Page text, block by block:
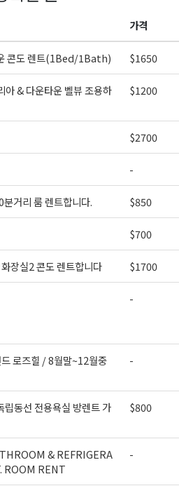
가격
콘도 렌트(1Bed/1Bath) $1650
아 & 다운타운 벨뷰 조용하
$1200
$2700
-
거리 룸 렌트합니다. $850
$700
장실2 콘도 렌트합니다 $1700
-
로즈힐 / 8월말~12월중
-
립동선 전용욕실 방렌트 가
$800
& REFRIGERA
ROOM RENT
-